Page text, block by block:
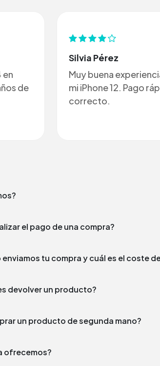
en
de
Silvia Pérez
Muy buena
mi iPhone 12. Pago
correcto.
somos?
realizar el pago de una compra?
¿En qué plazo enviamos tu
devolver un producto?
un producto de segunda mano?
ofrecemos?